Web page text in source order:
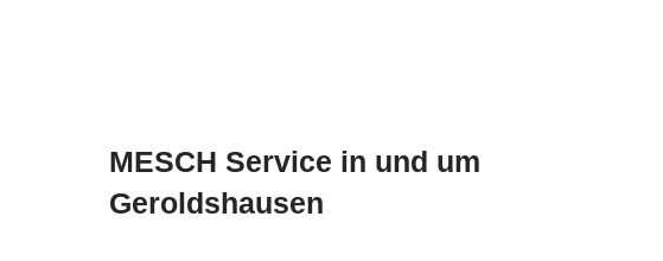
MESCH Service in und um
Geroldshausen